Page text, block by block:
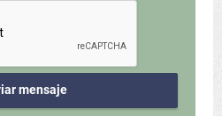
mensaje